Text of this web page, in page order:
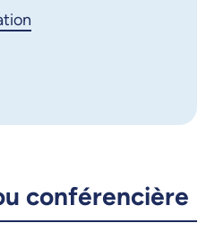
conférencière